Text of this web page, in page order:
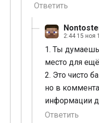
Ответить
2:44 15 ноя
1. Ты думаешь
место для
2. Это чисто
но в
информации
Ответить